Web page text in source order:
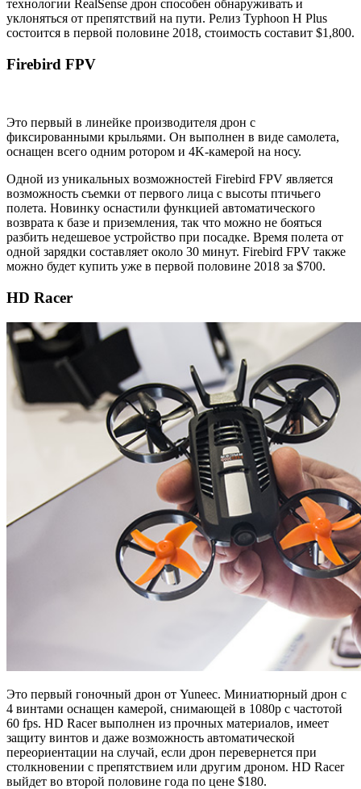
технологии RealSense дрон способен обнаруживать и
уклоняться от препятствий на пути. Релиз Typhoon H Plus
состоится в первой половине 2018, стоимость составит $1,800.
Firebird FPV
Это первый в линейке производителя дрон с
фиксированными крыльями. Он выполнен в виде самолета,
оснащен всего одним ротором и 4K-камерой на носу.
Одной из уникальных возможностей Firebird FPV является
возможность съемки от первого лица с высоты птичьего
полета. Новинку оснастили функцией автоматического
возврата к базе и приземления, так что можно не бояться
разбить недешевое устройство при посадке. Время полета от
одной зарядки составляет около 30 минут. Firebird FPV также
можно будет купить уже в первой половине 2018 за $700.
HD Racer
Это первый гоночный дрон от Yuneec. Миниатюрный дрон с
4 винтами оснащен камерой, снимающей в 1080p с частотой
60 fps. HD Racer выполнен из прочных материалов, имеет
защиту винтов и даже возможность автоматической
переориентации на случай, если дрон перевернется при
столкновении с препятствием или другим дроном. HD Racer
выйдет во второй половине года по цене $180.